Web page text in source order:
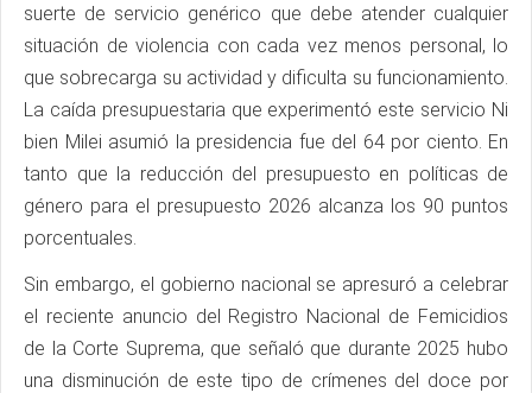
suerte de servicio genérico que debe atender cualquier
situación de violencia con cada vez menos personal, lo
que sobrecarga su actividad y dificulta su funcionamiento.
La caída presupuestaria que experimentó este servicio Ni
bien Milei asumió la presidencia fue del 64 por ciento. En
tanto que la reducción del presupuesto en políticas de
género para el presupuesto 2026 alcanza los 90 puntos
porcentuales.
Sin embargo, el gobierno nacional se apresuró a celebrar
el reciente anuncio del Registro Nacional de Femicidios
de la Corte Suprema, que señaló que durante 2025 hubo
una disminución de este tipo de crímenes del doce por